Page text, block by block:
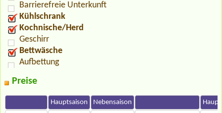
Barrierefreie Unterkunft
Kühlschrank
Kochnische/Herd
Geschirr
Bettwäsche
Aufbettung
Preise
Hauptsaison Nebensaison